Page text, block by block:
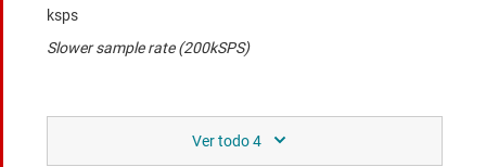
ksps
Slower sample rate (200kSPS)
dispositivo comparado